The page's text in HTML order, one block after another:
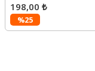
%25
198,00 ₺